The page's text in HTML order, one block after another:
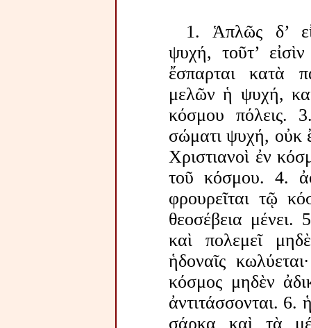
1. Ἁπλῶς δ’
ψυχή, τοῦτ’
ἔσπαρται κατὰ
μελῶν ἡ ψυχή,
κόσμου πόλεις.
σώματι ψυχή, οὐκ
Χριστιανοὶ ἐν
τοῦ κόσμου. 4.
φρουρεῖται τῷ
θεοσέβεια
καὶ πολεμεῖ
ἡδοναῖς
κόσμος μηδὲν
ἀντιτάσσονται.
σάρκα καὶ τὰ